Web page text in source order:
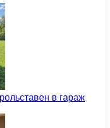
в гараж